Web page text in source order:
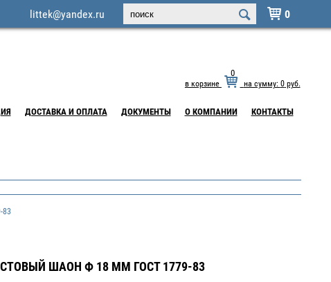
 0
littek@yandex.ru
в корзине
0
на сумму: 0руб.
ДОСТАВКА И ОПЛАТА ДОКУМЕНТЫ О КОМПАНИИ КОНТАКТЫ
ШАОН Ф 18 ММ ГОСТ 1779-83